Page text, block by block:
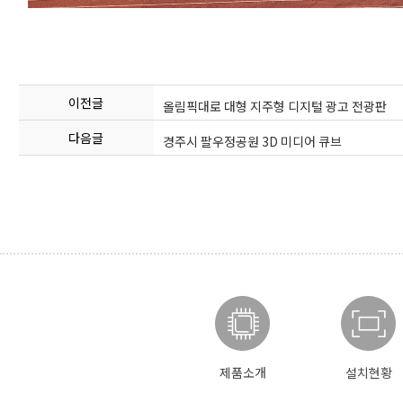
이전글
올림픽대로 대형 지주형 디지털 광고 전광판
다음글
경주시 팔우정공원 3D 미디어 큐브
제품소개 설치현황